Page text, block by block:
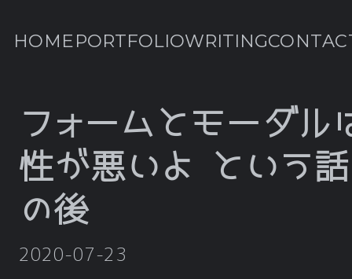
HOMEPORTFOLIOWRITING
フォームとモーダル
性が悪いよ という
の後
2020-07-23